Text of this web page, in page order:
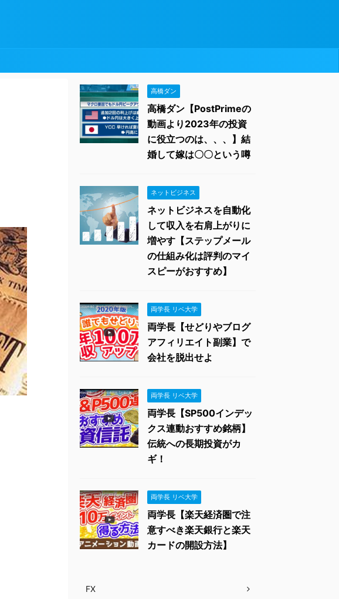
高橋ダン
高橋ダン【PostPrimeの
動画より2023年の投資
に役立つのは、、、】結
婚して嫁は〇〇という噂
ネットビジネス
ネットビジネスを自動化
して収入を右肩上がりに
増やす【ステップメール
の仕組み化は評判のマイ
スピーがおすすめ】
両学長 リベ大学
両学長【せどりやブログ
アフィリエイト副業】で
会社を脱出せよ
両学長 リベ大学
両学長【SP500インデッ
クス連動おすすめ銘柄】
伝統への長期投資がカ
ギ！
両学長 リベ大学
両学長【楽天経済圏で注
意すべき楽天銀行と楽天
カードの開設方法】
FX